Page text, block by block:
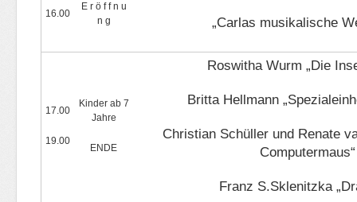
16.00
E r ö f f n u
n g
„Carlas musikalische
17.00
19.00
Kinder ab 7
Jahre
ENDE
Roswitha Wurm „Die
Britta Hellmann
Christian Schüller und Renate
Computermaus“
Franz S.Sklenitzka